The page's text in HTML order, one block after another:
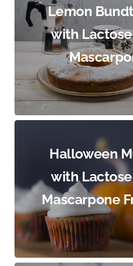
Lemon
with
Halloween
with
Mascarpone